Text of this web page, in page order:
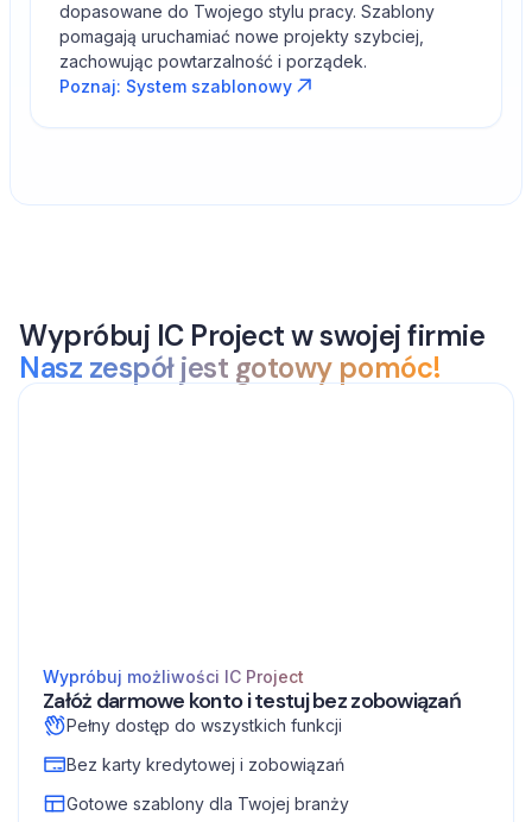
dopasowane do Twojego stylu pracy. Szablony
pomagają uruchamiać nowe projekty szybciej,
zachowując powtarzalność i porządek.
Poznaj: System szablonowy
Wypróbuj IC Project w swojej firmie
Nasz zespół jest gotowy pomóc!
Wypróbuj możliwości IC Project
Załóż darmowe konto i testuj bez zobowiązań
Pełny dostęp do wszystkich funkcji
Bez karty kredytowej i zobowiązań
Gotowe szablony dla Twojej branży